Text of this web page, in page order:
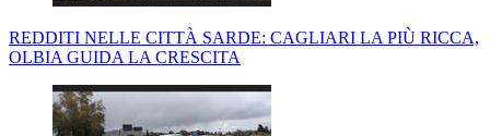
REDDITI NELLE CITTÀ SARDE: CAGLIARI LA PIÙ RICCA,
OLBIA GUIDA LA CRESCITA